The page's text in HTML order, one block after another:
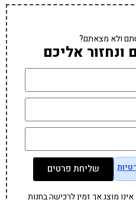
ולא מצאתם?
אליכם
שליחת פרטים
מוצג אך זמין לרכישה בחנות